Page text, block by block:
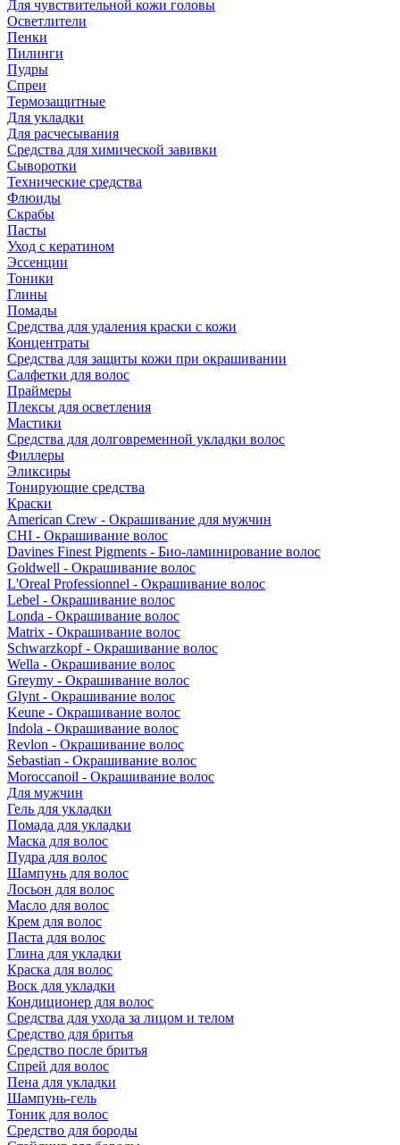
Для чувствительной кожи головы
Осветлители
Пенки
Пилинги
Пудры
Спреи
Термозащитные
Для укладки
Для расчесывания
Средства для химической завивки
Сыворотки
Технические средства
Флюиды
Скрабы
Пасты
Уход с кератином
Эссенции
Тоники
Глины
Помады
Средства для удаления краски с кожи
Концентраты
Средства для защиты кожи при окрашивании
Салфетки для волос
Праймеры
Плексы для осветления
Мастики
Средства для долговременной укладки волос
Филлеры
Эликсиры
Тонирующие средства
Краски
American Crew - Окрашивание для мужчин
CHI - Окрашивание волос
Davines Finest Pigments - Био-ламинирование волос
Goldwell - Окрашивание волос
L'Oreal Professionnel - Окрашивание волос
Lebel - Окрашивание волос
Londa - Окрашивание волос
Matrix - Окрашивание волос
Schwarzkopf - Окрашивание волос
Wella - Окрашивание волос
Greymy - Окрашивание волос
Glynt - Окрашивание волос
Keune - Окрашивание волос
Indola - Окрашивание волос
Revlon - Окрашивание волос
Sebastian - Окрашивание волос
Moroccanoil - Окрашивание волос
Для мужчин
Гель для укладки
Помада для укладки
Маска для волос
Пудра для волос
Шампунь для волос
Лосьон для волос
Масло для волос
Крем для волос
Паста для волос
Глина для укладки
Краска для волос
Воск для укладки
Кондиционер для волос
Средства для ухода за лицом и телом
Средство для бритья
Средство после бритья
Спрей для волос
Пена для укладки
Шампунь-гель
Тоник для волос
Средство для бороды